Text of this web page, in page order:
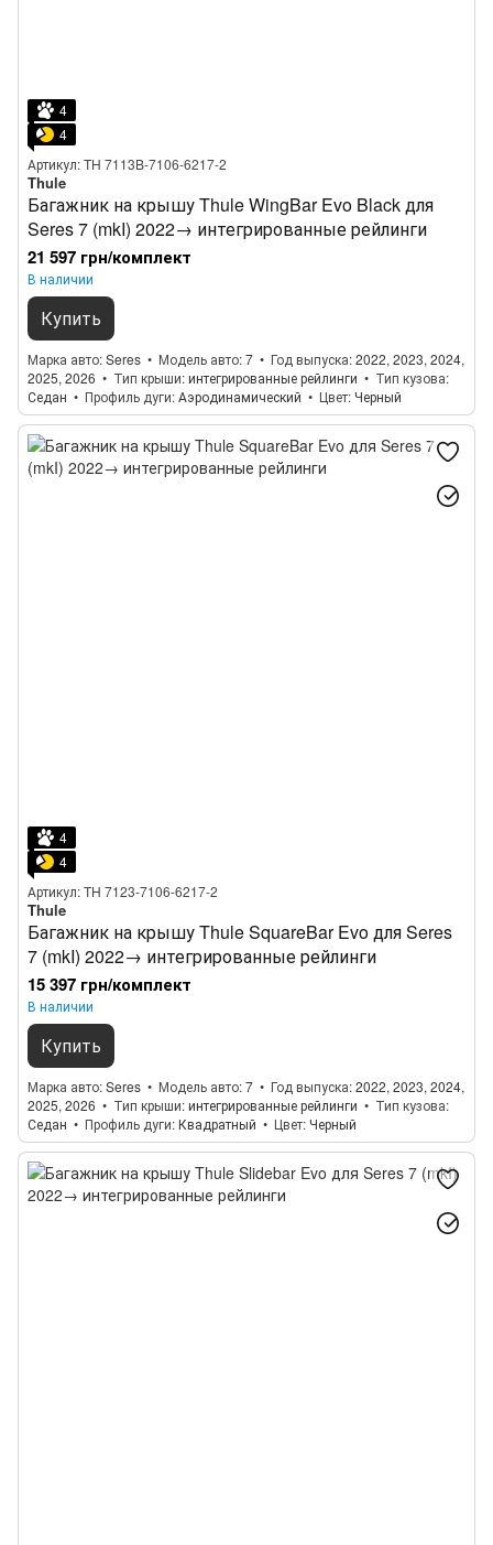
4
4
Артикул: TH 7113B-7106-6217-2
Thule
Багажник на крышу Thule WingBar Evo Black для
Seres 7 (mkI) 2022→ интегрированные рейлинги
21 597 грн/комплект
В наличии
Купить
Марка авто Seres Модель авто 7 Год выпуска 2022, 2023, 2024,
2025, 2026
Тип крыши интегрированные рейлинги
Тип кузова
Седан
Профиль дуги Аэродинамический Цвет Черный
4
4
Артикул: TH 7123-7106-6217-2
Thule
Багажник на крышу Thule SquareBar Evo для Seres
7 (mkI) 2022→ интегрированные рейлинги
15 397 грн/комплект
В наличии
Купить
Марка авто Seres Модель авто 7 Год выпуска 2022, 2023, 2024,
2025, 2026
Тип крыши интегрированные рейлинги
Тип кузова
Седан
Профиль дуги Квадратный Цвет Черный